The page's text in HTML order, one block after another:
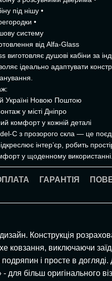
під нішу •
•
систему
від Alfa-Glass
виготовляє душові кабіни за
ідеально адаптувати
Україні Новою Поштою
у місті Дніпро
комфорт у кожній деталі
C з прозорого скла — це
інтер’єр, робить
у щоденному використанні.
ГАРАНТІЯ
Конструкція
ковзання, виключаючи
і просте в догляді.
більш оригінального